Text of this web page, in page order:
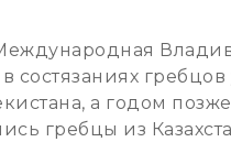
состязаниях
а годом
гребцы из